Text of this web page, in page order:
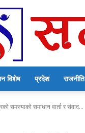
विशेष प्रदेश राजनीति
समस्याको समाधान वार्ता र संवाद...